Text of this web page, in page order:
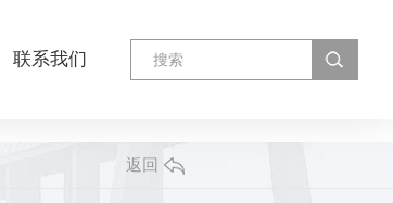
联系我们
返回